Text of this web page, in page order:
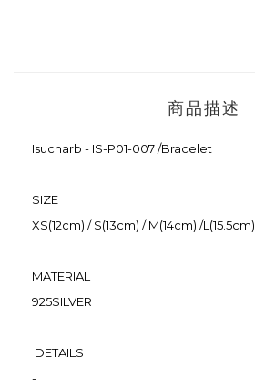
商品描述
Isucnarb - IS-P01-007 /Bracelet
SIZE
XS(12cm) / S(13cm) / M(14cm) /L(15.5cm)
MATERIAL
925SILVER
DETAILS
-